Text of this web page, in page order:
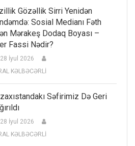
Gözəllik Sirri Yenidən
Sosial Medianı Fəth
Mərakeş Dodaq Boyası –
Fassi Nədir?
28 İyul 2026
KƏLBƏCƏRLİ
Səfirimiz Də Geri
28 İyul 2026
KƏLBƏCƏRLİ